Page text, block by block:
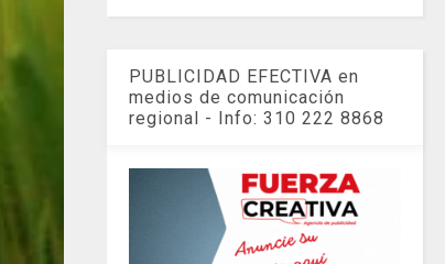
PUBLICIDAD EFECTIVA en
medios de comunicación
regional - Info: 310 222 8868